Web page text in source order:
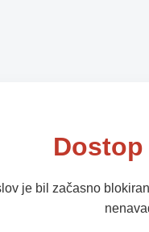
je bil začasno